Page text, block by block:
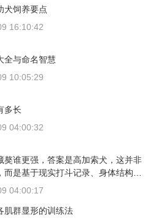
犬饲养要点
16:10:42
全与命名智慧
10:05:29
多长
04:00:32
獒谁更强，答案是高加索犬，这并非
而是基于现实打斗记录、身体结构与
出的结论。若将两者置于同等体重级
性的胜率。
04:00:17
肌群显形的训练法